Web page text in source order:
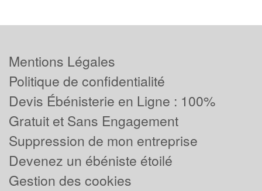
Mentions Légales
Politique de confidentialité
Devis Ébénisterie en Ligne : 100%
Gratuit et Sans Engagement
Suppression de mon entreprise
Devenez un ébéniste étoilé
Gestion des cookies